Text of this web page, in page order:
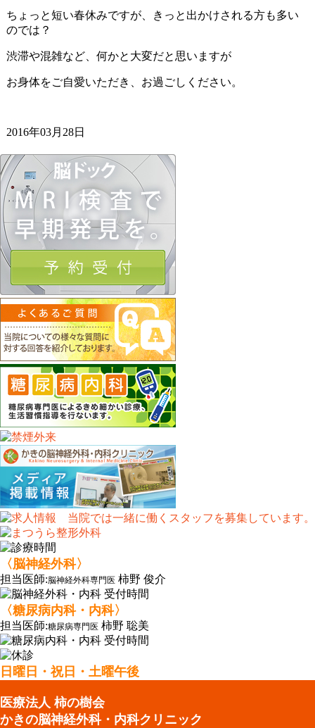
ちょっと短い春休みですが、きっと出かけされる方も多い
のでは？
渋滞や混雑など、何かと大変だと思いますが
お身体をご自愛いただき、お過ごしください。
2016年03月28日
〈脳神経外科〉
担当医師:脳神経外科専門医 柿野 俊介
〈糖尿病内科・内科〉
担当医師:糖尿病専門医 柿野 聡美
日曜日・祝日・土曜午後
医療法人 柿の樹会
かきの脳神経外科・内科クリニック